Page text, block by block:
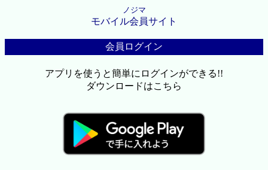
ノジマ
モバイル会員サイト
会員ログイン
アプリを使うと簡単にログインができる!!
ダウンロードはこちら